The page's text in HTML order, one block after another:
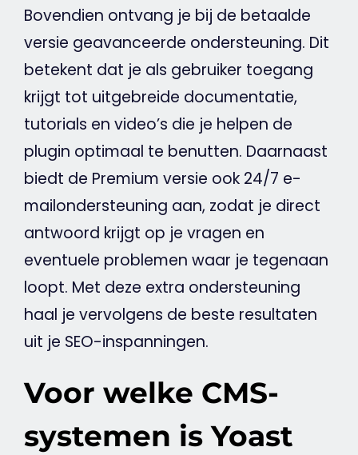
Bovendien ontvang je bij de betaalde
versie geavanceerde ondersteuning. Dit
betekent dat je als gebruiker toegang
krijgt tot uitgebreide documentatie,
tutorials en video’s die je helpen de
plugin optimaal te benutten. Daarnaast
biedt de Premium versie ook 24/7 e-
mailondersteuning aan, zodat je direct
antwoord krijgt op je vragen en
eventuele problemen waar je tegenaan
loopt. Met deze extra ondersteuning
haal je vervolgens de beste resultaten
uit je SEO-inspanningen.
Voor welke CMS-
systemen is Yoast